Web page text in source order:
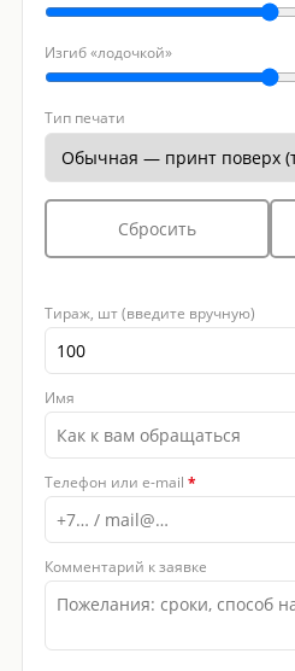
Изгиб «лодочкой»
Тип печати
Сбросить
Тираж, шт (введите вручную)
Имя
Телефон или e-mail *
Комментарий к заявке